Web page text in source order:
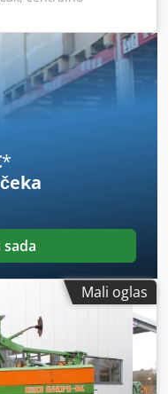
telo STU 40, daska
taler D 500 nazubljen,
/ Dcsdpfxot
*
Mali oglas